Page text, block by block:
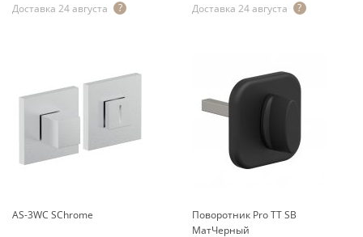
Доставка 24 августа Доставка 24 августа
AS-3WC SChrome
Поворотник Pro TT SB
МатЧерный